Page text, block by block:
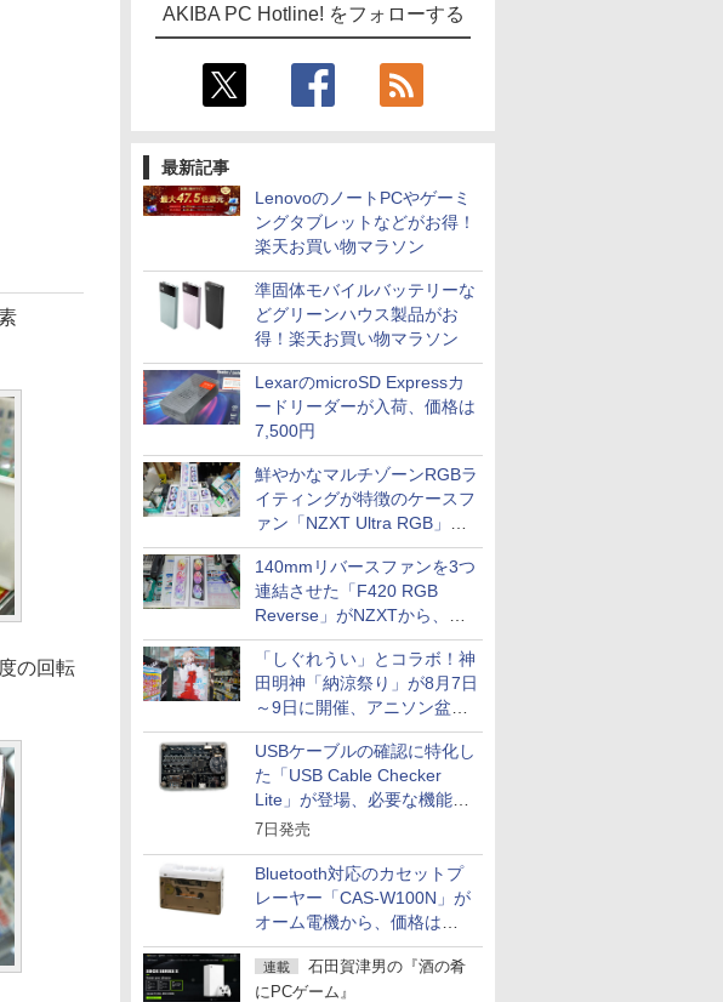
AKIBA PC Hotline! をフォローする
最新記事
LenovoのノートPCやゲーミ
ングタブレットなどがお得！
楽天お買い物マラソン
準固体モバイルバッテリーな
どグリーンハウス製品がお
得！楽天お買い物マラソン
LexarのmicroSD Expressカ
ードリーダーが入荷、価格は
7,500円
鮮やかなマルチゾーンRGBラ
イティングが特徴のケースフ
ァン「NZXT Ultra RGB」が
発売、計8製品
140mmリバースファンを3つ
連結させた「F420 RGB
Reverse」がNZXTから、単
一フレーム採用
「しぐれうい」とコラボ！神
田明神「納涼祭り」が8月7日
～9日に開催、アニソン盆踊
りや屋台グルメなどもあり
USBケーブルの確認に特化し
た「USB Cable Checker
Lite」が登場、必要な機能を
凝縮しコンパクトに
7日発売
Bluetooth対応のカセットプ
レーヤー「CAS-W100N」が
オーム電機から、価格は
5,940円
連載
石田賀津男の『酒の肴
にPCゲーム』
の回転